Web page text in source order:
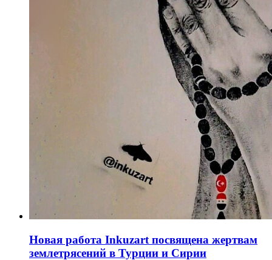
Новая работа Inkuzart посвящена жертвам
землетрясений в Турции и Сирии